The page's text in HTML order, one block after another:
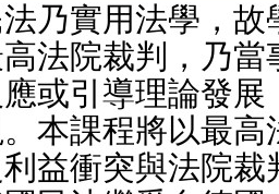
乃實用法學，
法院裁判，乃
應或引導理論發
本課程將以最
益衝突與法院裁